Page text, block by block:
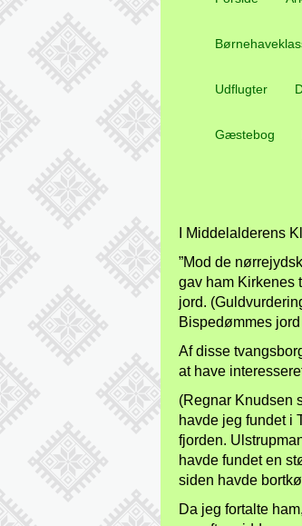
Udflugter
Gæstebog
I Middelalderens
”Mod de
gav ham Kirkenes
jord.
Bispedømmes
Af disse
at have
(Regnar Knudsen
havde jeg fundet i
fjorden.
havde fundet en
siden havde
Da jeg fortalte